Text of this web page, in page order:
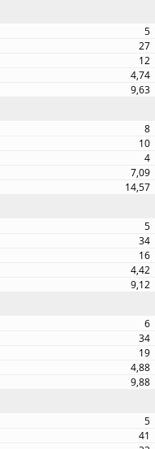
5
27
12
4,74
9,63
8
10
4
7,09
14,57
5
34
16
4,42
9,12
6
34
19
4,88
9,88
5
41